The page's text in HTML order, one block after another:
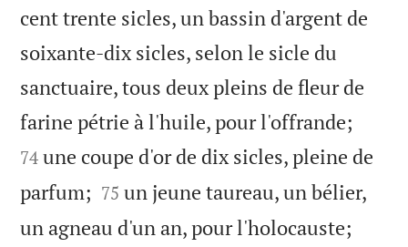
cent trente sicles, un bassin d'argent de
soixante-dix sicles, selon le sicle du
sanctuaire, tous deux pleins de fleur de
farine pétrie à l'huile, pour l'offrande;
74 une coupe d'or de dix sicles, pleine de
parfum; 

75 un jeune taureau, un bélier,
un agneau d'un an, pour l'holocauste;